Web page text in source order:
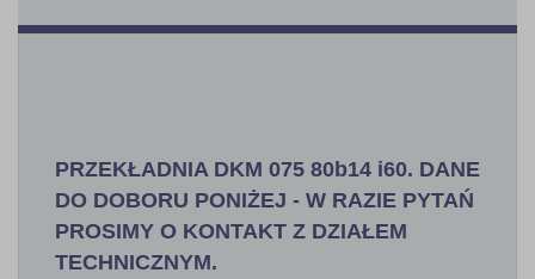
PRZEKŁADNIA DKM 075 80b14 i60. DANE
DO DOBORU PONIŻEJ - W RAZIE PYTAŃ
PROSIMY O KONTAKT Z DZIAŁEM
TECHNICZNYM.